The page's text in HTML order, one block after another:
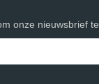
onze nieuwsbrief